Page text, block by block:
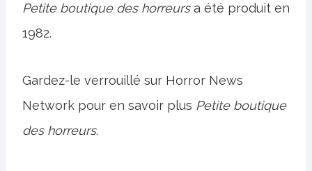
Petite boutique des horreursa été produit en
1982.
Gardez-le verrouillé sur Horror News
Network pour en savoir plus Petite boutique
des horreurs.